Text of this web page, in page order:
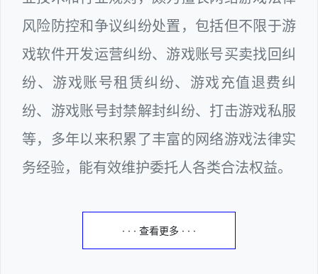
风险防控和争议纠纷处置，包括但不限于游
戏软件开发运营纠纷、游戏账号买卖找回纠
纷、游戏账号租赁纠纷、游戏充值退费纠
纷、游戏账号封禁解封纠纷、打击游戏私服
等，多年以来积累了丰富的网络游戏法律实
务经验，能有效维护委托人各类合法权益。
· · · 查看更多 · · ·